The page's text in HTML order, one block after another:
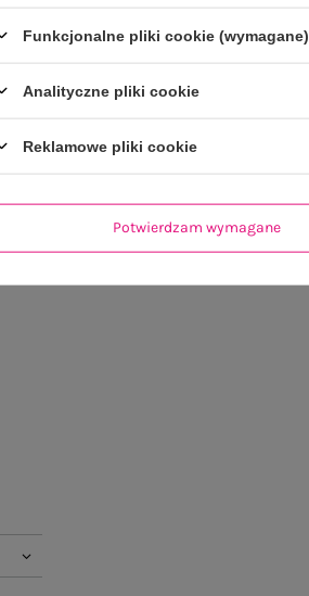
Funkcjonalne pliki cookie (wymagane)
Analityczne pliki cookie
Reklamowe pliki cookie
Potwierdzam wymagane